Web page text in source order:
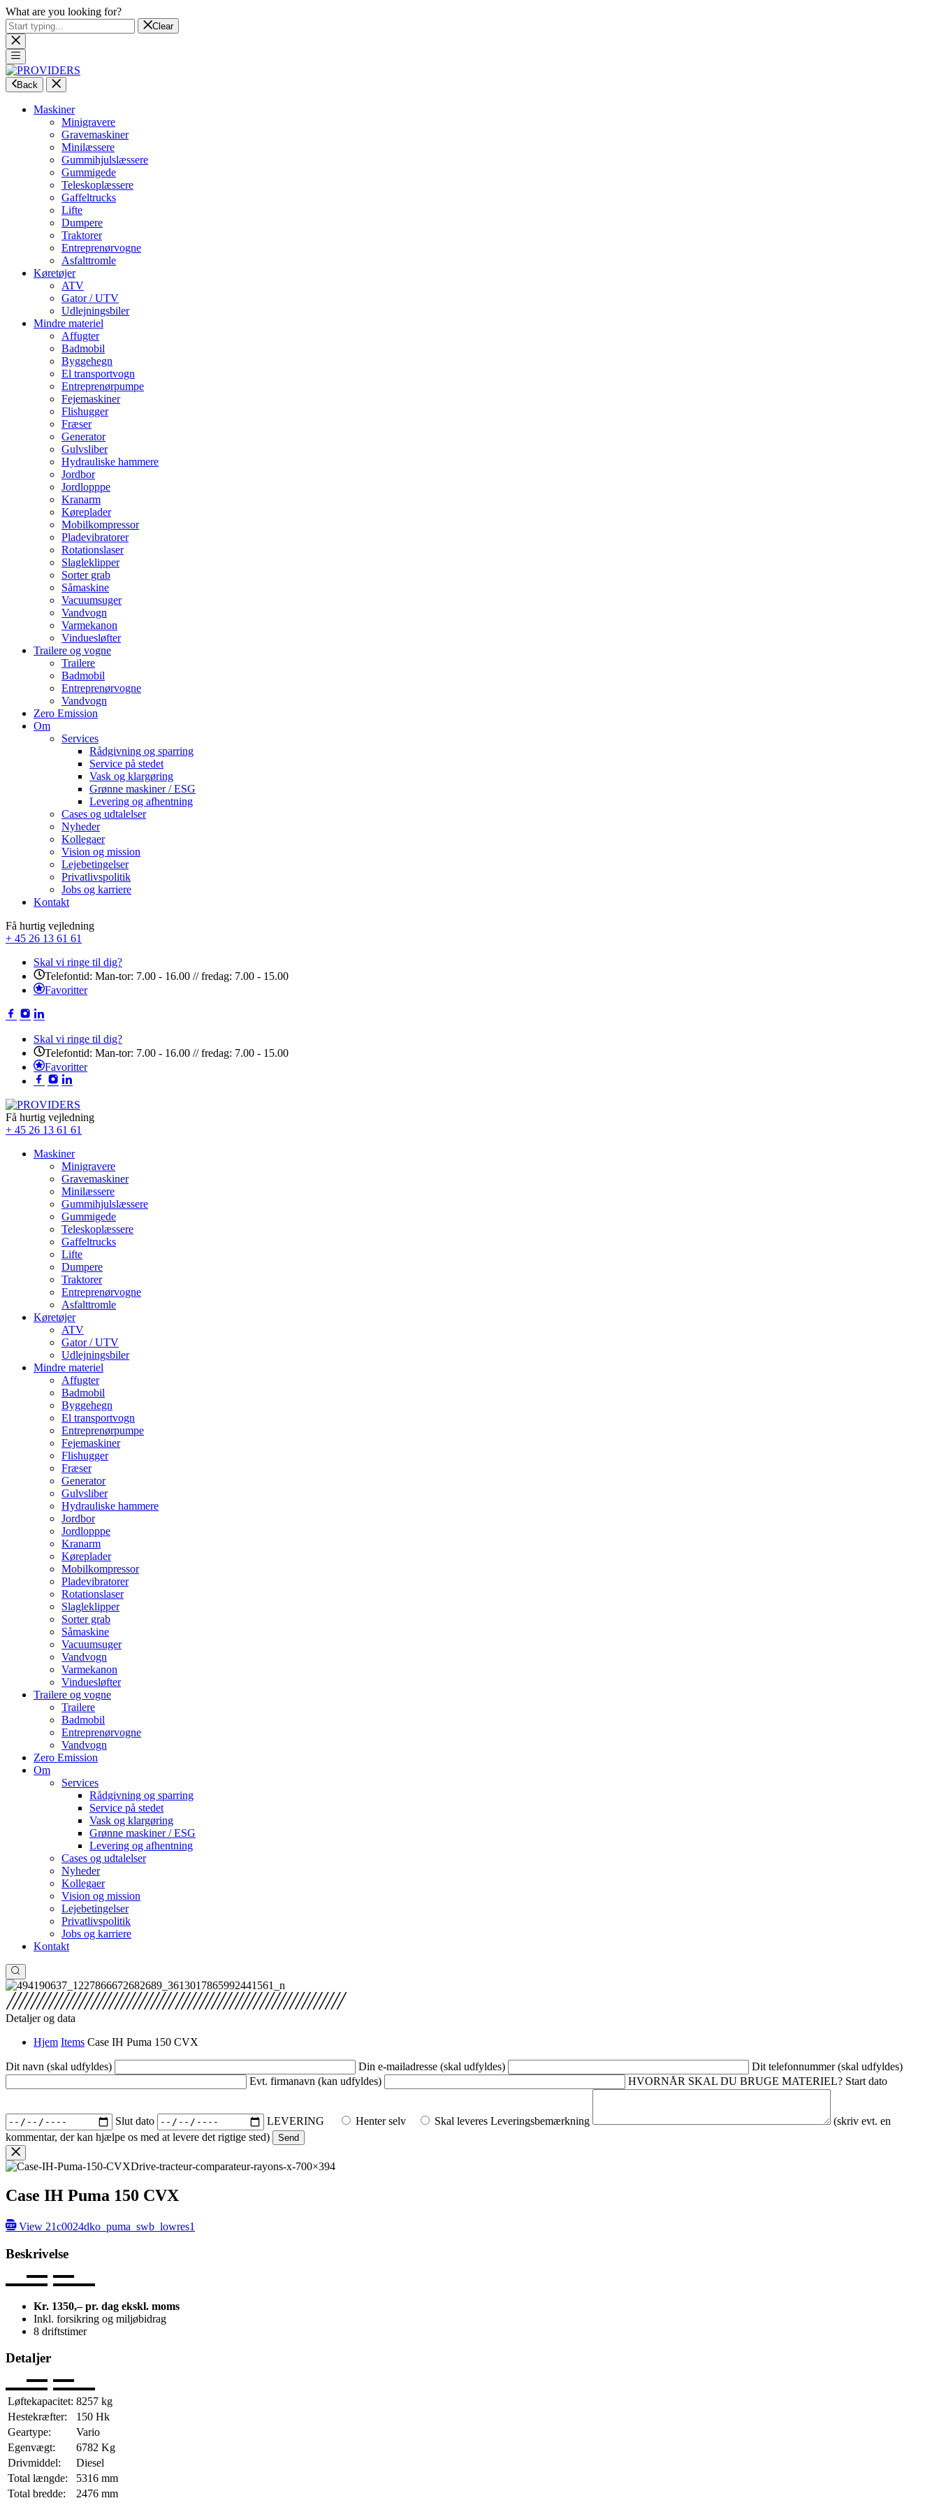
What are you looking for?
Clear
Back
Maskiner
Minigravere
Gravemaskiner
Minilæssere
Gummihjulslæssere
Gummigede
Teleskoplæssere
Gaffeltrucks
Lifte
Dumpere
Traktorer
Entreprenørvogne
Asfalttromle
Køretøjer
ATV
Gator / UTV
Udlejningsbiler
Mindre materiel
Affugter
Badmobil
Byggehegn
El transportvogn
Entreprenørpumpe
Fejemaskiner
Flishugger
Fræser
Generator
Gulvsliber
Hydrauliske hammere
Jordbor
Jordlopppe
Kranarm
Køreplader
Mobilkompressor
Pladevibratorer
Rotationslaser
Slagleklipper
Sorter grab
Såmaskine
Vacuumsuger
Vandvogn
Varmekanon
Vinduesløfter
Trailere og vogne
Trailere
Badmobil
Entreprenørvogne
Vandvogn
Zero Emission
Om
Services
Rådgivning og sparring
Service på stedet
Vask og klargøring
Grønne maskiner / ESG
Levering og afhentning
Cases og udtalelser
Nyheder
Kollegaer
Vision og mission
Lejebetingelser
Privatlivspolitik
Jobs og karriere
Kontakt
Få hurtig vejledning
+ 45 26 13 61 61
Skal vi ringe til dig?
Telefontid: Man-tor: 7.00 - 16.00 // fredag: 7.00 - 15.00
Favoritter
Skal vi ringe til dig?
Telefontid: Man-tor: 7.00 - 16.00 // fredag: 7.00 - 15.00
Favoritter
Få hurtig vejledning
+ 45 26 13 61 61
Maskiner
Minigravere
Gravemaskiner
Minilæssere
Gummihjulslæssere
Gummigede
Teleskoplæssere
Gaffeltrucks
Lifte
Dumpere
Traktorer
Entreprenørvogne
Asfalttromle
Køretøjer
ATV
Gator / UTV
Udlejningsbiler
Mindre materiel
Affugter
Badmobil
Byggehegn
El transportvogn
Entreprenørpumpe
Fejemaskiner
Flishugger
Fræser
Generator
Gulvsliber
Hydrauliske hammere
Jordbor
Jordlopppe
Kranarm
Køreplader
Mobilkompressor
Pladevibratorer
Rotationslaser
Slagleklipper
Sorter grab
Såmaskine
Vacuumsuger
Vandvogn
Varmekanon
Vinduesløfter
Trailere og vogne
Trailere
Badmobil
Entreprenørvogne
Vandvogn
Zero Emission
Om
Services
Rådgivning og sparring
Service på stedet
Vask og klargøring
Grønne maskiner / ESG
Levering og afhentning
Cases og udtalelser
Nyheder
Kollegaer
Vision og mission
Lejebetingelser
Privatlivspolitik
Jobs og karriere
Kontakt
Detaljer og data
Hjem Items Case IH Puma 150 CVX
Dit navn (skal udfyldes) Din e-mailadresse (skal udfyldes)
Dit telefonnummer (skal udfyldes)
Evt. firmanavn (kan udfyldes)
HVORNÅR SKAL DU BRUGE MATERIEL? Start dato
Slut dato LEVERING Henter selv Skal leveres Leveringsbemærkning
(skriv evt. en
kommentar, der kan hjælpe os med at levere det rigtige sted)
Case IH Puma 150 CVX
View 21c0024dko_puma_swb_lowres1
Beskrivelse
Kr. 1350,– pr. dag ekskl. moms
Inkl. forsikring og miljøbidrag
8 driftstimer
Detaljer
Løftekapacitet: 8257 kg
Hestekræfter:
150 Hk
Geartype:
Vario
Egenvægt:
6782 Kg
Drivmiddel:
Diesel
Total længde:
5316 mm
Total bredde:
2476 mm